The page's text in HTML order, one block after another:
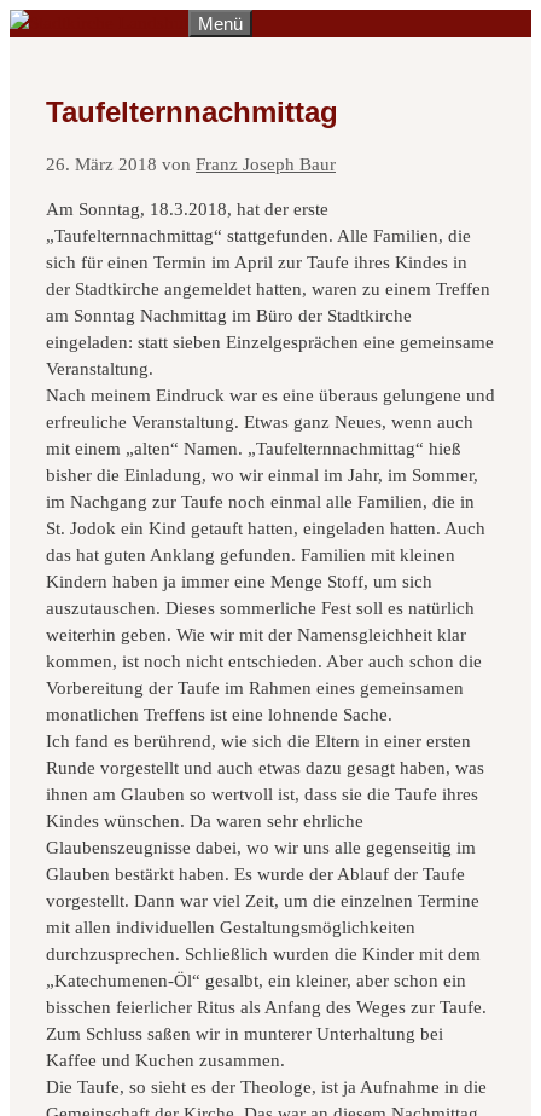
Zum
Menü
Taufelternnachmittag
26. März 2018 von Franz Joseph Baur
Am Sonntag, 18.3.2018, hat der erste
„Taufelternnachmittag“ stattgefunden. Alle Familien, die
sich für einen Termin im April zur Taufe ihres Kindes in
der Stadtkirche angemeldet hatten, waren zu einem Treffen
am Sonntag Nachmittag im Büro der Stadtkirche
eingeladen: statt sieben Einzelgesprächen eine gemeinsame
Veranstaltung.
Nach meinem Eindruck war es eine überaus gelungene und
erfreuliche Veranstaltung. Etwas ganz Neues, wenn auch
mit einem „alten“ Namen. „Taufelternnachmittag“ hieß
bisher die Einladung, wo wir einmal im Jahr, im Sommer,
im Nachgang zur Taufe noch einmal alle Familien, die in
St. Jodok ein Kind getauft hatten, eingeladen hatten. Auch
das hat guten Anklang gefunden. Familien mit kleinen
Kindern haben ja immer eine Menge Stoff, um sich
auszutauschen. Dieses sommerliche Fest soll es natürlich
weiterhin geben. Wie wir mit der Namensgleichheit klar
kommen, ist noch nicht entschieden. Aber auch schon die
Vorbereitung der Taufe im Rahmen eines gemeinsamen
monatlichen Treffens ist eine lohnende Sache.
Ich fand es berührend, wie sich die Eltern in einer ersten
Runde vorgestellt und auch etwas dazu gesagt haben, was
ihnen am Glauben so wertvoll ist, dass sie die Taufe ihres
Kindes wünschen. Da waren sehr ehrliche
Glaubenszeugnisse dabei, wo wir uns alle gegenseitig im
Glauben bestärkt haben. Es wurde der Ablauf der Taufe
vorgestellt. Dann war viel Zeit, um die einzelnen Termine
mit allen individuellen Gestaltungsmöglichkeiten
durchzusprechen. Schließlich wurden die Kinder mit dem
„Katechumenen-Öl“ gesalbt, ein kleiner, aber schon ein
bisschen feierlicher Ritus als Anfang des Weges zur Taufe.
Zum Schluss saßen wir in munterer Unterhaltung bei
Kaffee und Kuchen zusammen.
Die Taufe, so sieht es der Theologe, ist ja Aufnahme in die